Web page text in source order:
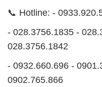
📞 Hotline: -
- 028.3756.1835 -
028.3756.1842
- 0932.660.696 -
0902.765.866